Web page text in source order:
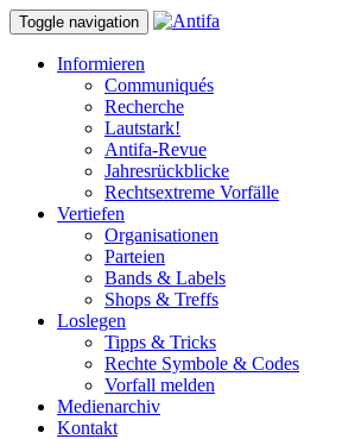
Toggle navigation
Informieren
Communiqués
Recherche
Lautstark!
Antifa-Revue
Jahresrückblicke
Rechtsextreme Vorfälle
Vertiefen
Organisationen
Parteien
Bands & Labels
Shops & Treffs
Loslegen
Tipps & Tricks
Rechte Symbole & Codes
Vorfall melden
Medienarchiv
Kontakt